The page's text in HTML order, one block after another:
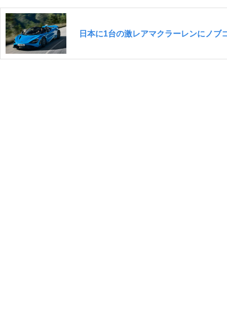
日本に1台の激レアマクラーレンにノ